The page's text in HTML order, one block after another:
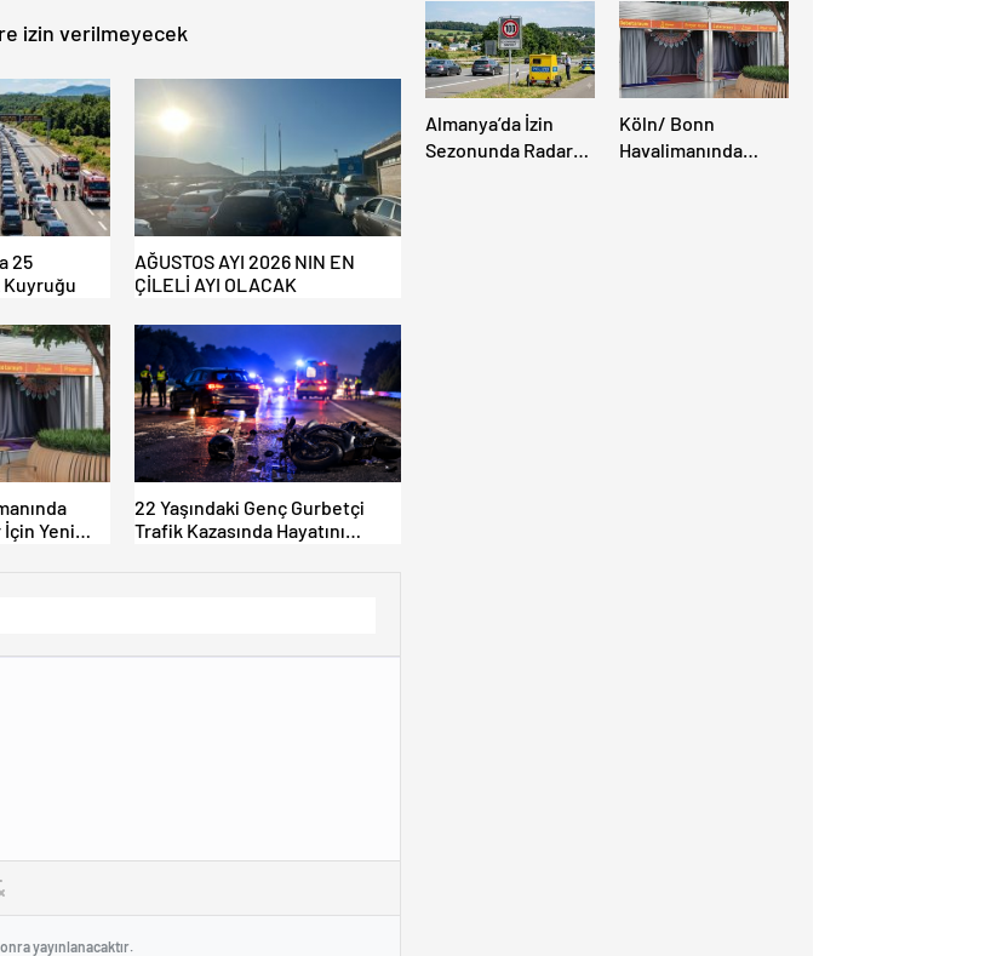
izin verilmeyecek
25
AĞUSTOS AYI 2026 NIN EN
ÇİLELİ AYI OLACAK
Yeni
22 Yaşındaki Genç Gurbetçi
Trafik Kazasında Hayatını
yayınlanacaktır.
Almanya’da İzin
Sezonunda Radar
Köln/ Bonn
Havalimanında